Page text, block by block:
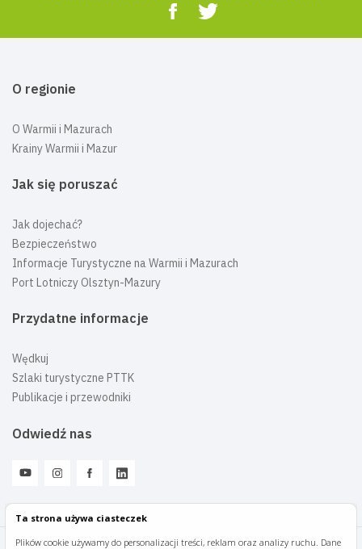
Ta strona używa ciasteczek
Plików cookie używamy do personalizacji treści, reklam oraz analizy ruchu. Dane
O regionie
O Warmii i Mazurach
Krainy Warmii i Mazur
Jak się poruszać
Jak dojechać?
Bezpieczeństwo
Informacje Turystyczne na Warmii i Mazurach
Port Lotniczy Olsztyn-Mazury
Przydatne informacje
Wędkuj
Szlaki turystyczne PTTK
Publikacje i przewodniki
Odwiedź nas